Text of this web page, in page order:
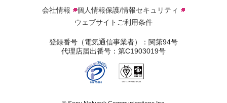
会社情報
個人情報保護/情報セキュリティ
ウェブサイトご利用条件
登録番号（電気通信事業者）：関第94号
代理店届出番号：第C1903019号